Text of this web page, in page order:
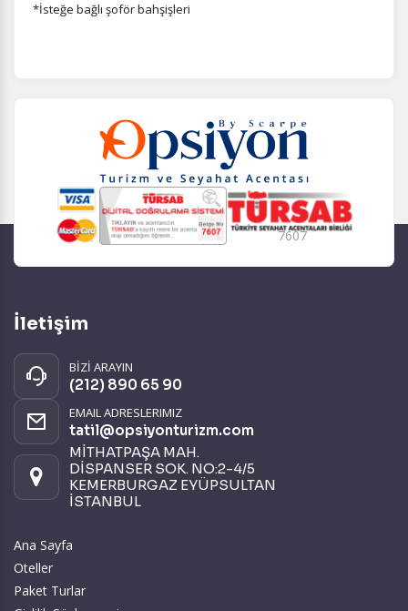
*İsteğe bağlı şoför bahşişleri
7607
İletişim
BİZİ ARAYIN
(212) 890 65 90
EMAIL ADRESLERIMIZ
tatil@opsiyonturizm.com
MİTHATPAŞA MAH.
DİSPANSER SOK. NO:2-4/5
KEMERBURGAZ EYÜPSULTAN
İSTANBUL
Ana Sayfa
Oteller
Paket Turlar